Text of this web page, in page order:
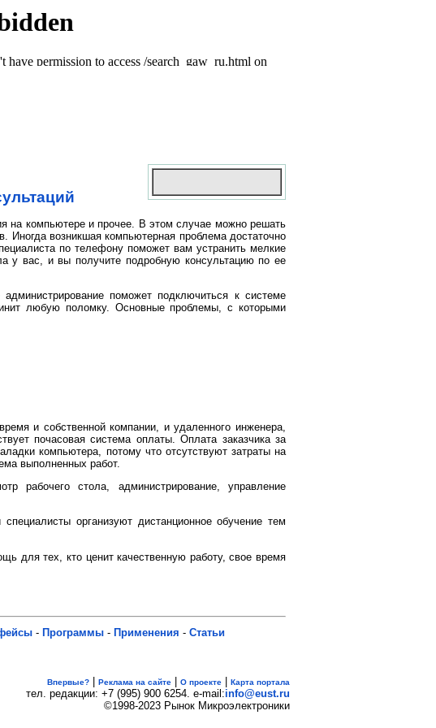
на компьютере и прочее. В этом случае можно решать
Иногда возникшая компьютерная проблема достаточно
по телефону поможет вам устранить мелкие
у вас, и вы получите подробную консультацию по ее
поможет подключиться к системе
любую поломку. Основные проблемы, с которыми
и собственной компании, и удаленного инженера,
почасовая система оплаты. Оплата заказчика за
компьютера, потому что отсутствуют затраты на
выполненных работ.
рабочего стола, администрирование, управление
организуют дистанционное обучение тем
для тех, кто ценит качественную работу, свое время
- Программы - Применения - Статьи
Впервые? Реклама на сайте О проекте Карта портала
тел. редакции: +7 (995) 900 6254. e-mail:info@eust.ru
©1998-2023 Рынок Микроэлектроники